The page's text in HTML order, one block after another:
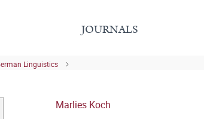
JOURNALS
Linguistics
Marlies Koch